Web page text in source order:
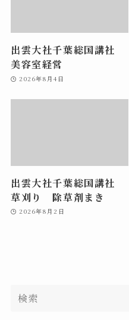
出雲大社千葉総国講社
美容室経営
2026年8月4日
出雲大社千葉総国講社
草刈り 除草剤まき
2026年8月2日